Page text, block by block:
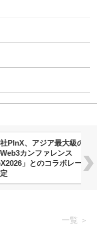
アジア最大級のグロ
ファレンス
のコラボレーショ
一覧